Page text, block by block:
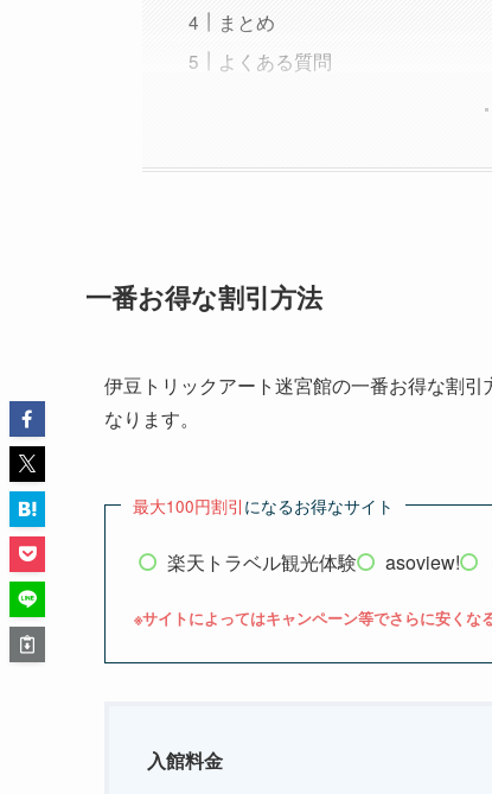
まとめ
よくある質問
一番お得な割引方法
伊豆トリックアート迷宮館の一番お得な割
なります。
最大100円割引 になるお得なサイト
楽天トラベル観光体験 asoview!
※サイトによってはキャンペーン等でさらに安くな
入館料金